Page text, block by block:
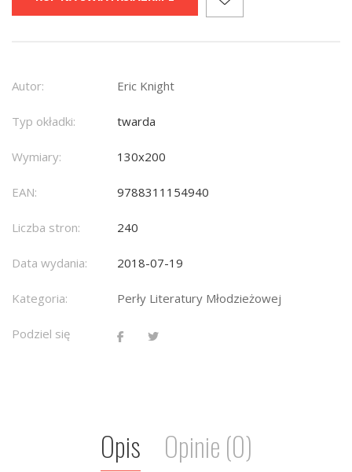
Autor: Eric Knight
Typ okładki: twarda
Wymiary: 130x200
EAN: 9788311154940
Liczba stron: 240
Data wydania: 2018-07-19
Kategoria: Perły Literatury Młodzieżowej
Podziel się
Opis Opinie (0)